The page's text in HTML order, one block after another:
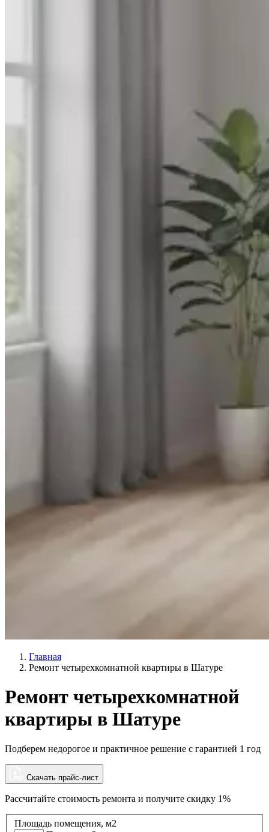
Главная
Ремонт четырехкомнатной квартиры в Шатуре
Ремонт четырехкомнатной
квартиры в Шатуре
Подберем недорогое и практичное решение с гарантией 1 год
Скачать прайс-лист
Рассчитайте стоимость ремонта и получите скидку 1%
Площадь помещения, м2